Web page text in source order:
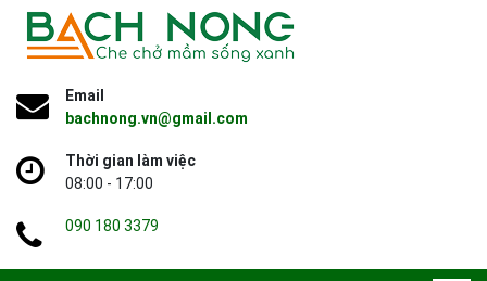
Email
bachnong.vn@gmail.com
Thời gian làm việc
08:00 - 17:00
090 180 3379